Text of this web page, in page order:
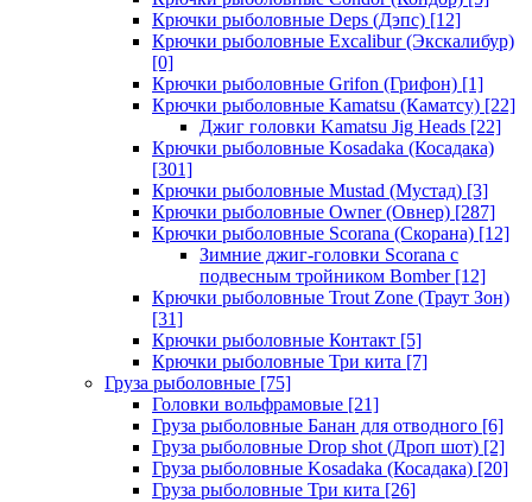
Крючки рыболовные Deps (Дэпс) [12]
Крючки рыболовные Excalibur (Экскалибур)
[0]
Крючки рыболовные Grifon (Грифон) [1]
Крючки рыболовные Kamatsu (Каматсу) [22]
Джиг головки Kamatsu Jig Heads [22]
Крючки рыболовные Kosadaka (Косадака)
[301]
Крючки рыболовные Mustad (Мустад) [3]
Крючки рыболовные Owner (Овнер) [287]
Крючки рыболовные Scorana (Скорана) [12]
Зимние джиг-головки Scorana с
подвесным тройником Bomber[12]
Крючки рыболовные Trout Zone (Траут Зон)
[31]
Крючки рыболовные Контакт [5]
Крючки рыболовные Три кита [7]
Груза рыболовные [75]
Головки вольфрамовые [21]
Груза рыболовные Банан для отводного [6]
Груза рыболовные Drop shot (Дроп шот) [2]
Груза рыболовные Kosadaka (Косадака) [20]
Груза рыболовные Три кита [26]